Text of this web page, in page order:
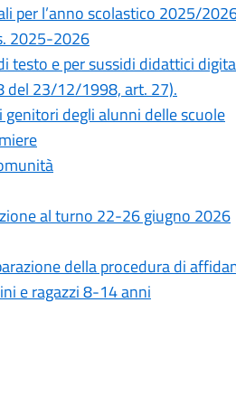
per l’anno scolastico 2025/
2025-2026
testo e per sussidi didattici
del 23/12/1998, art. 27).
degli alunni delle scuole
al turno 22-26 giugno 2026
della procedura di
e ragazzi 8-14 anni